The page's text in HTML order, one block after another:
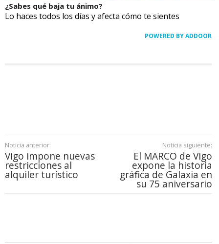
¿Sabes qué baja tu ánimo?
Lo haces todos los días y afecta cómo te sientes
POWERED BY ADDOOR
Noticia anterior:
Vigo impone nuevas
restricciones al
alquiler turístico
Noticia siguiente:
El MARCO de Vigo
expone la historia
gráfica de Galaxia en
su 75 aniversario